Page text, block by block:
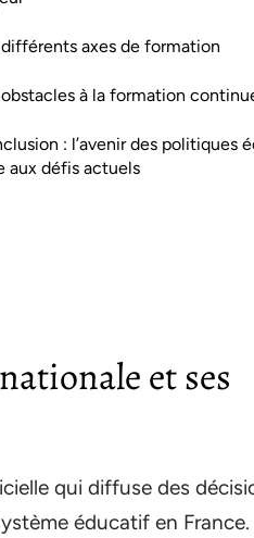
différents axes de formation
obstacles à la formation
: l’avenir des politiques
aux défis actuels
et ses
qui diffuse des
éducatif en